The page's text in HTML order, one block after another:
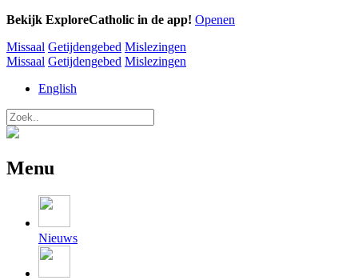
Bekijk ExploreCatholic in de app! Openen
Missaal Getijdengebed Mislezingen
Missaal Getijdengebed Mislezingen
English
Menu
Nieuws